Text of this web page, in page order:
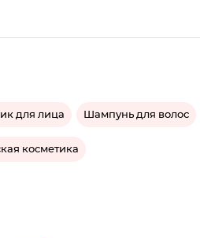
для лица Шампунь для волос
косметика